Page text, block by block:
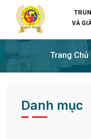
VÀ
Trang Chủ
Danh mục